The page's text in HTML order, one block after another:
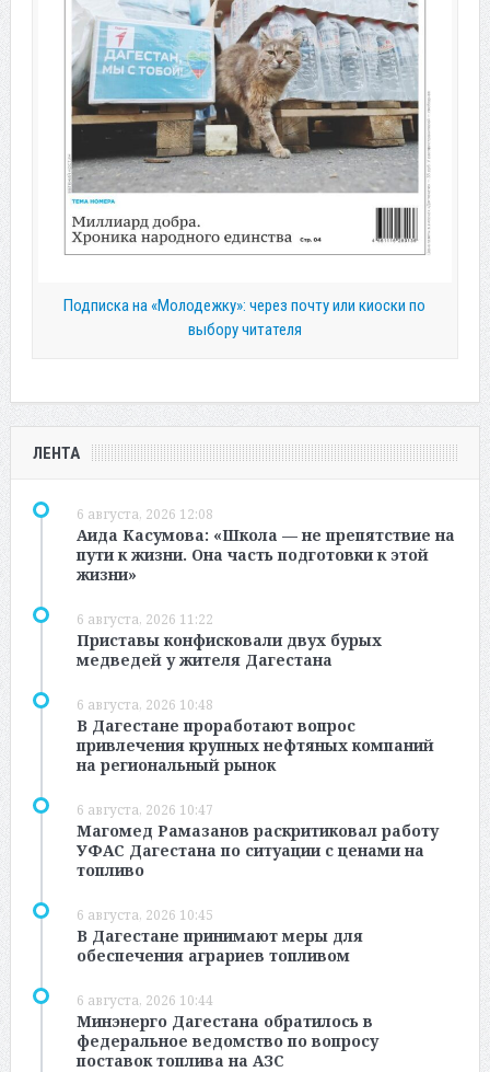
Подписка на «Молодежку»: через почту или киоски по
выбору читателя
ЛЕНТА
6 августа, 2026 12:08
Аида Касумова: «Школа — не препятствие на
пути к жизни. Она часть подготовки к этой
жизни»
6 августа, 2026 11:22
Приставы конфисковали двух бурых
медведей у жителя Дагестана
6 августа, 2026 10:48
В Дагестане проработают вопрос
привлечения крупных нефтяных компаний
на региональный рынок
6 августа, 2026 10:47
Магомед Рамазанов раскритиковал работу
УФАС Дагестана по ситуации с ценами на
топливо
6 августа, 2026 10:45
В Дагестане принимают меры для
обеспечения аграриев топливом
6 августа, 2026 10:44
Минэнерго Дагестана обратилось в
федеральное ведомство по вопросу
поставок топлива на АЗС